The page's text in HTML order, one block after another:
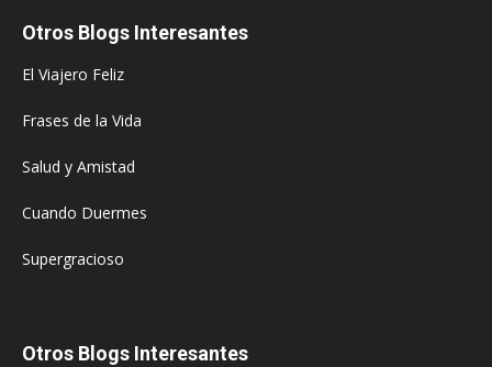
Otros Blogs Interesantes
El Viajero Feliz
Frases de la Vida
Salud y Amistad
Cuando Duermes
Supergracioso
Otros Blogs Interesantes